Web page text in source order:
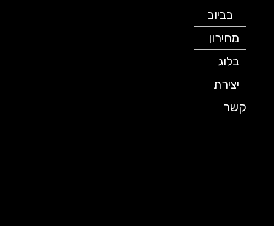
בביוב
מחירון
יצירת
קשר